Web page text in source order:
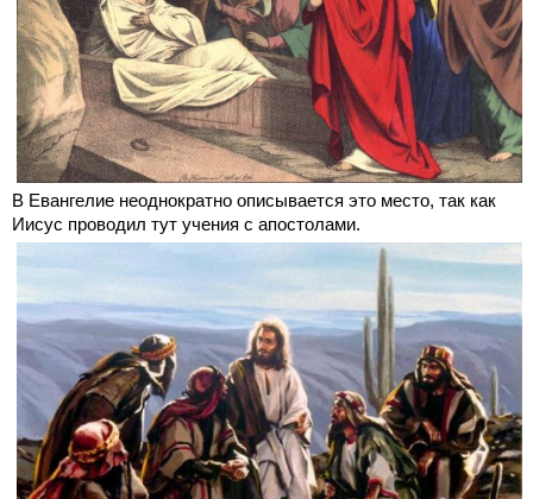
В Евангелие неоднократно описывается это место, так как
Иисус проводил тут учения с апостолами.